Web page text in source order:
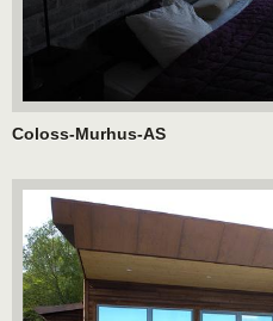
Coloss-Murhus-AS